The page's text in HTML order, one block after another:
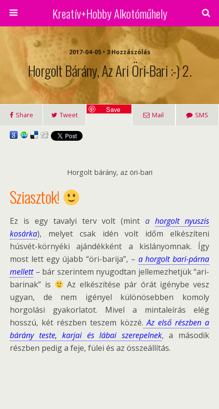
Kreatív+Hobby Alkotóműhely
2017-04-05 • 3 Hozzászólás
Horgolt Bárány, Az Ari Öri-Bari :-) 2.
Share Tweet
Save
Mail SMS
Horgolt bárány, az öri-bari
Sziasztok!
Ez is egy tavalyi terv volt (mintahorgolt nyuszis
kosárka), melyet csak idén volt időm elkészíteni
húsvét-környéki ajándékként a kislányomnak. Így
most lett egy újabb “öri-barija”, – a horgolt bari-párna
mellett – bár szerintem nyugodtan jellemezhetjük “ari-
barinak” is
Az elkészítése pár órát igénybe vesz
ugyan, de nem igényel különösebben komoly
horgolási gyakorlatot. Mivel a mintaleírás elég
hosszú, két részben teszem közzé. Az első részben a
bárány teste, karjai és lábai szerepelnek, a második
részben pedig a feje, fülei és az összeállítás.